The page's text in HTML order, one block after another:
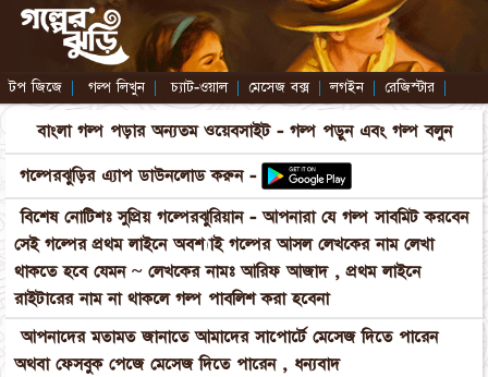
টপ জিজে | গল্প লিখুন | চ্যাট-ওয়াল | মেসেজ বক্স | লগইন | রেজিস্টার |
বাংলা গল্প পড়ার অন্যতম ওয়েবসাইট - গল্প পড়ুন এবং গল্প বলুন
গল্পেরঝুড়ির এ্যাপ ডাউনলোড করুন -
বিশেষ নোটিশঃ সুপ্রিয় গল্পেরঝুরিয়ান - আপনারা যে গল্প সাবমিট করবেন
সেই গল্পের প্রথম লাইনে অবশ্যাই গল্পের আসল লেখকের নাম লেখা
থাকতে হবে যেমন ~ লেখকের নামঃ আরিফ আজাদ , প্রথম লাইনে
রাইটারের নাম না থাকলে গল্প পাবলিশ করা হবেনা
আপনাদের মতামত জানাতে আমাদের সাপোর্টে মেসেজ দিতে পারেন
অথবা ফেসবুক পেজে মেসেজ দিতে পারেন , ধন্যবাদ